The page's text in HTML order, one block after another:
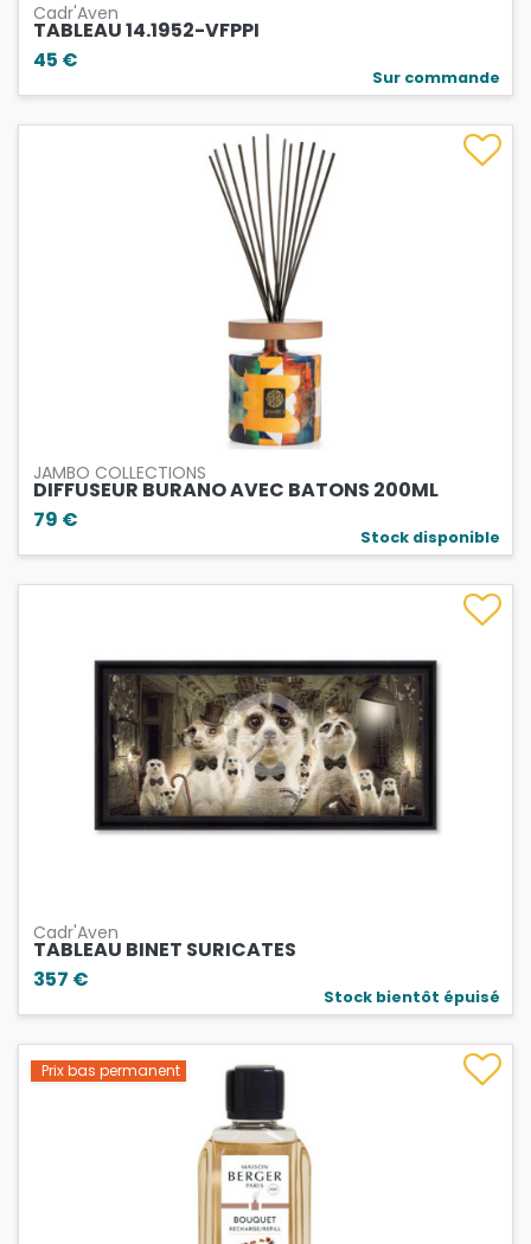
Cadr'Aven
TABLEAU 14.1952-VFPPI
45 €
Sur commande
JAMBO COLLECTIONS
DIFFUSEUR BURANO AVEC BATONS 200ML
79 €
Stock disponible
Cadr'Aven
TABLEAU BINET SURICATES
357 €
Stock bientôt épuisé
Prix bas permanent